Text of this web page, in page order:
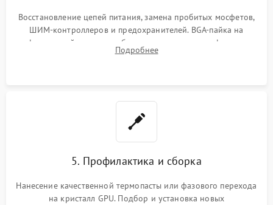
Восстановление цепей питания, замена пробитых мосфетов,
ШИМ-контроллеров и предохранителей. BGA-пайка на
инфракрасной станции реболлинг или замена графического
чипа и дефектной памяти GDDR. Прошивка BIOS
Подробнее
5. Профилактика и сборка
Нанесение качественной термопасты или фазового перехода
на кристалл GPU. Подбор и установка новых